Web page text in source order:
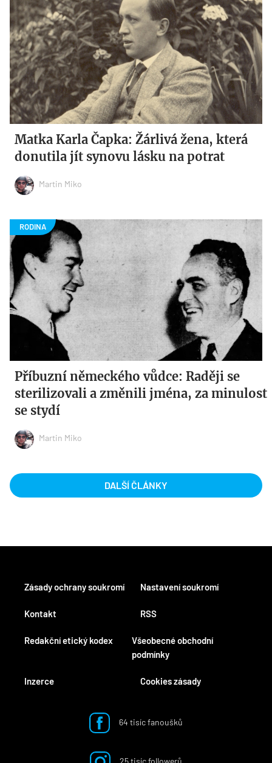
Matka Karla Čapka: Žárlivá žena, která
donutila jít synovu lásku na potrat
Martin Miko
Příbuzní německého vůdce: Raději se
sterilizovali a změnili jména, za minulost
se stydí
Martin Miko
DALŠÍ ČLÁNKY
Kontakt
Redakční etický kodex
Inzerce
RSS
Všeobecné obchodní
podmínky
Cookies zásady
Zásady ochrany soukromí Nastavení soukromí
64 tisíc fanoušků
25 tisíc followerů